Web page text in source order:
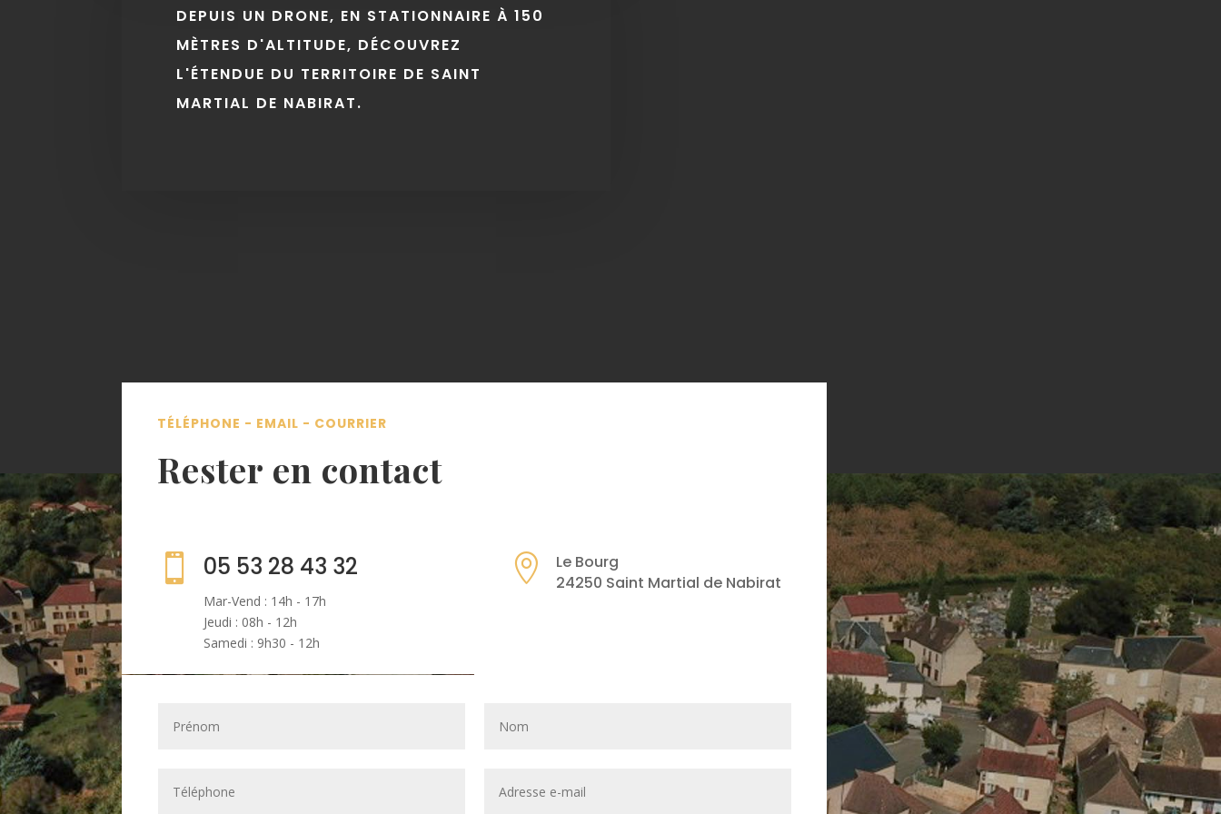
DEPUIS UN DRONE, EN STATIONNAIRE À 150
MÈTRES D'ALTITUDE, DÉCOUVREZ
L'ÉTENDUE DU TERRITOIRE DE SAINT
MARTIAL DE NABIRAT.
TÉLÉPHONE - EMAIL - COURRIER
Rester en contact
 05 53 28 43 32
Mar-Vend : 14h - 17h
Jeudi : 08h - 12h
Samedi : 9h30 - 12h

Le Bourg
24250 Saint Martial de Nabirat